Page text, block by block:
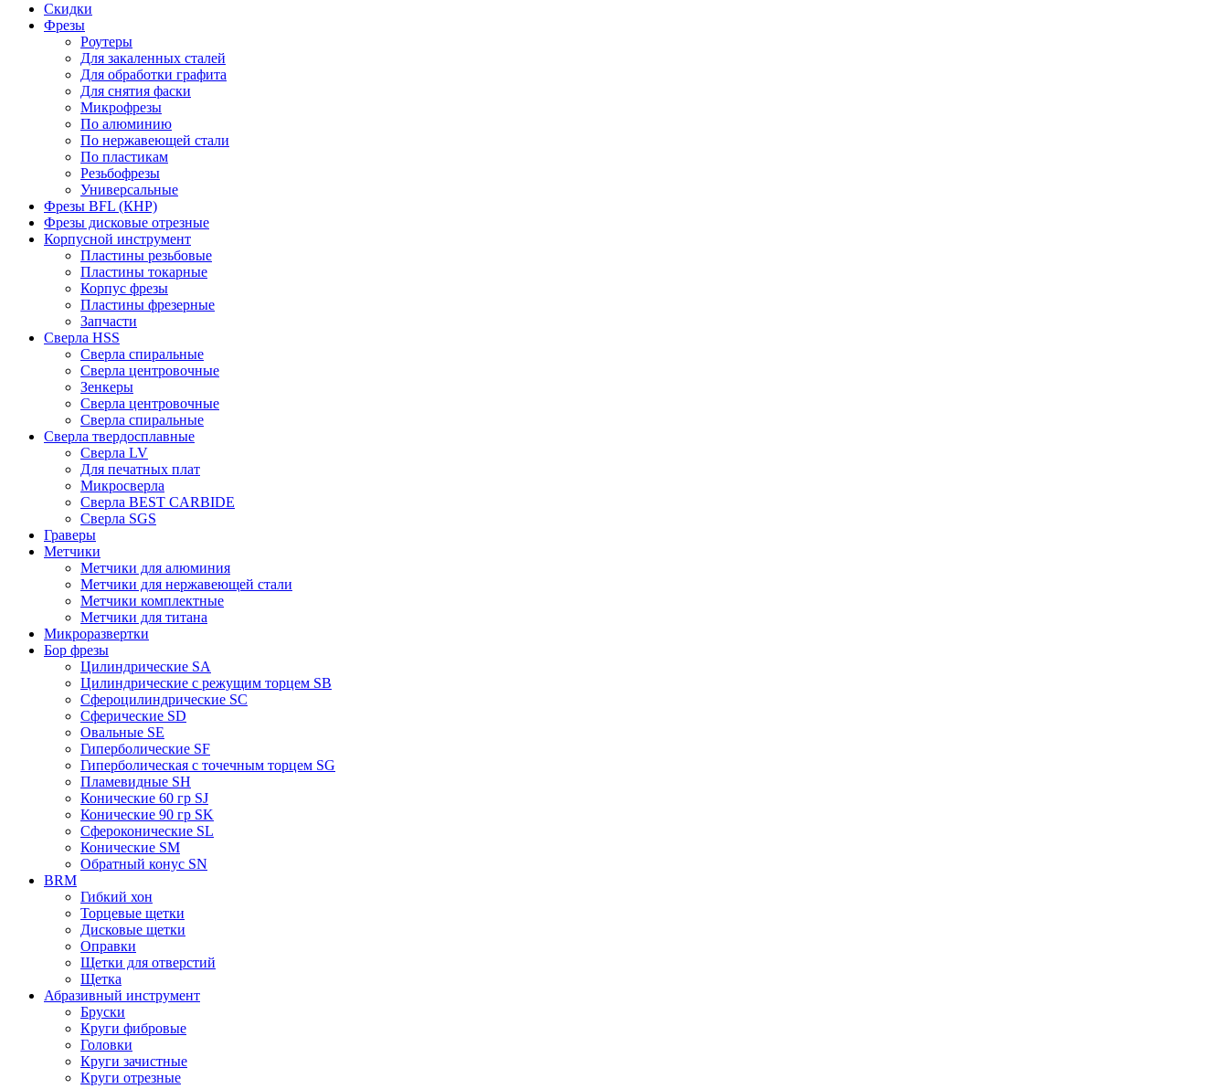
Скидки
Фрезы
Роутеры
Для закаленных сталей
Для обработки графита
Для снятия фаски
Микрофрезы
По алюминию
По нержавеющей стали
По пластикам
Резьбофрезы
Универсальные
Фрезы BFL (КНР)
Фрезы дисковые отрезные
Корпусной инструмент
Пластины резьбовые
Пластины токарные
Корпус фрезы
Пластины фрезерные
Запчасти
Сверла HSS
Сверла спиральные
Сверла центровочные
Зенкеры
Сверла центровочные
Сверла спиральные
Сверла твердосплавные
Сверла LV
Для печатных плат
Микросверла
Сверла BEST CARBIDE
Сверла SGS
Граверы
Метчики
Метчики для алюминия
Метчики для нержавеющей стали
Метчики комплектные
Метчики для титана
Микроразвертки
Бор фрезы
Цилиндрические SA
Цилиндрические с режущим торцем SB
Сфероцилиндрические SC
Сферические SD
Овальные SE
Гиперболические SF
Гиперболическая с точечным торцем SG
Пламевидные SH
Конические 60 гр SJ
Конические 90 гр SK
Сфероконические SL
Конические SM
Обратный конус SN
BRM
Гибкий хон
Торцевые щетки
Дисковые щетки
Оправки
Щетки для отверстий
Щетка
Абразивный инструмент
Бруски
Круги фибровые
Головки
Круги зачистные
Круги отрезные